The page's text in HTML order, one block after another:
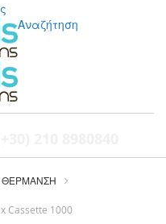
Αναζήτηση
ΘΕΡΜΑΝΣΗ
Cassette 1000